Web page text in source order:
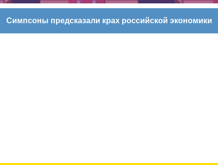
Симпсоны предсказали крах российской экономики